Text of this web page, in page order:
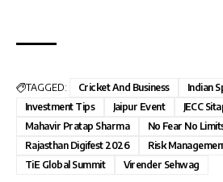
TAGGED: Cricket And Business
Indian
Investment Tips
Jaipur Event JECC
Mahavir Pratap Sharma
No Fear No
Rajasthan Digifest 2026
Risk
TiE Global Summit
Virender Sehwag